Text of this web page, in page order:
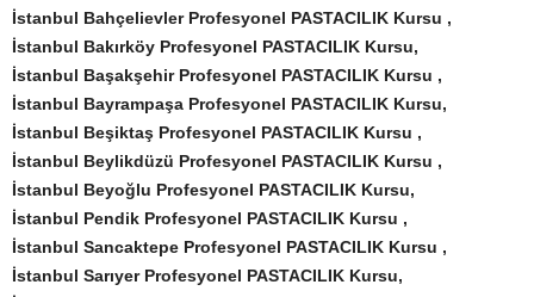
İstanbul Bahçelievler Profesyonel PASTACILIK Kursu ,
İstanbul Bakırköy Profesyonel PASTACILIK Kursu,
İstanbul Başakşehir Profesyonel PASTACILIK Kursu ,
İstanbul Bayrampaşa Profesyonel PASTACILIK Kursu,
İstanbul Beşiktaş Profesyonel PASTACILIK Kursu ,
İstanbul Beylikdüzü Profesyonel PASTACILIK Kursu ,
İstanbul Beyoğlu Profesyonel PASTACILIK Kursu,
İstanbul Pendik Profesyonel PASTACILIK Kursu ,
İstanbul Sancaktepe Profesyonel PASTACILIK Kursu ,
İstanbul Sarıyer Profesyonel PASTACILIK Kursu,